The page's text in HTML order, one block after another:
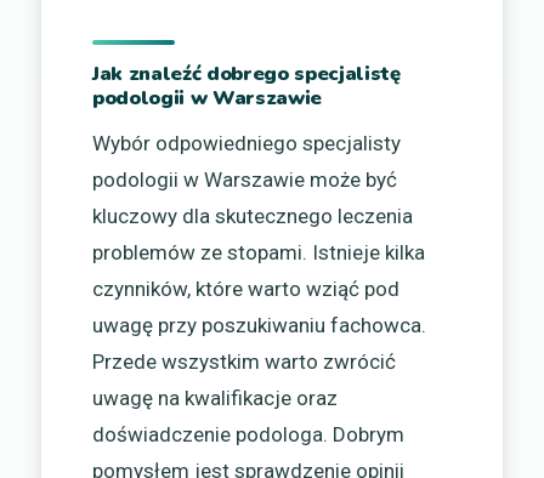
Jak znaleźć dobrego specjalistę
podologii w Warszawie
Wybór odpowiedniego specjalisty
podologii w Warszawie może być
kluczowy dla skutecznego leczenia
problemów ze stopami. Istnieje kilka
czynników, które warto wziąć pod
uwagę przy poszukiwaniu fachowca.
Przede wszystkim warto zwrócić
uwagę na kwalifikacje oraz
doświadczenie podologa. Dobrym
pomysłem jest sprawdzenie opinii